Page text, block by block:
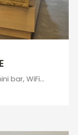
bar, WiFi...